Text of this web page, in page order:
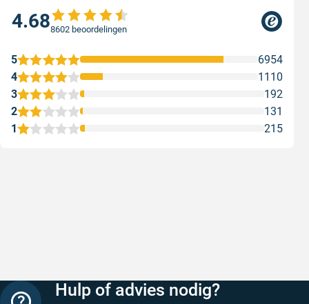
4.688602 beoordelingen
1 215
2 131
3 192
4 1110
5 6954
Hulp of advies nodig?